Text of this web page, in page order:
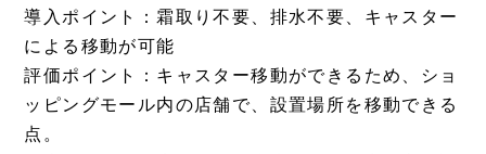
導入ポイント：霜取り不要、排水不要、キャスター
による移動が可能
評価ポイント：キャスター移動ができるため、ショ
ッピングモール内の店舗で、設置場所を移動できる
点。